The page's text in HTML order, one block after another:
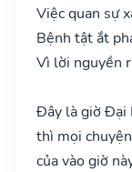
Việc quan sự
Bệnh tật ắt
Vì lời nguyền
Đây là giờ Đại
thì mọi
của vào giờ